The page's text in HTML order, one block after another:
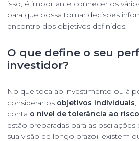
isso, é importante conhecer os
para que possa tomar decisões
encontro dos objetivos definidos.
O que define o seu
investidor?
No que toca ao investimento ou à
considerar os objetivos individuais
conta o nível de tolerância ao risco
estão preparadas para as
sua visão de longo prazo), existem